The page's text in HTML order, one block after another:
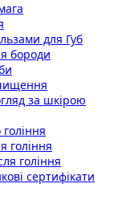
для Губ
бороди
за шкірою
гоління
гоління
сертифікати